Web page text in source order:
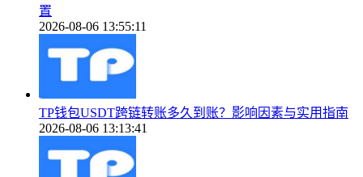
置
2026-08-06 13:55:11
TP钱包USDT跨链转账多久到账？影响因素与实用指南
2026-08-06 13:13:41